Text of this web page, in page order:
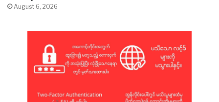
August 6, 2026